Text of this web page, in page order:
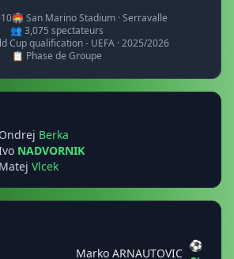
🏟️ San Marino Stadium · Serravalle
👥 3,075 spectateurs
Cup qualification - UEFA · 2025/2026
📋 Phase de Groupe
Ondrej Berka
NADVORNIK
Matej Vlcek
Marko ARNAUTOVIC
⚽